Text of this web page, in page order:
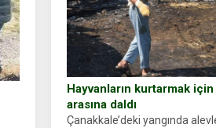
Hayvanların kurtarmak
arasına daldı
Çanakkale’deki yangında